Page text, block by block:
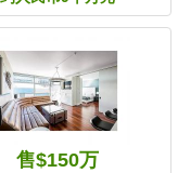
售$150万